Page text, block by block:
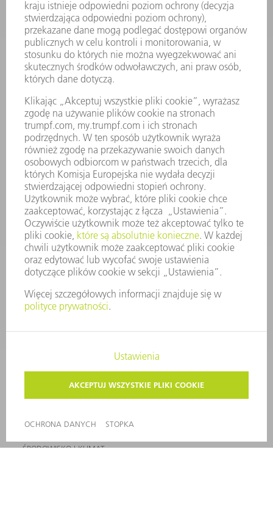
WYDARZENIA I TERMINY
SUBSKRYPCJA BIULETYNU
FIRMY TRUMPF
SERWIS ONLINE
KONTAKT
LOKALIZACJE
WYDARZENIA I TERMINY
SUBSKRYPCJA NEWSLETTERA
MYTRUMPF
KARTY BEZPIECZEŃSTWA
PRODUKTY
MASZYNY & SYSTEMY
LASER
ENERGOELEKTRONIKA
ELEKTRONARZĘDZIA
SMART FACTORY
OPROGRAMOWANIE
USŁUGI SERWISOWE
ZASTOSOWANIA
BRANŻE
FIRMA
KARIERA
OFERTY STANOWISK
SPRAWOZDANIE Z DZIAŁALNOŚCI
SYSTEM ZGŁASZANIA NIEPRAWIDŁOWOŚCI
BEZPIECZEŃSTWO
MAGAZYNY
ŚRODOWISKO I KLIMAT